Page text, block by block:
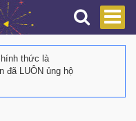
thức là
đã LUÔN ủng hộ